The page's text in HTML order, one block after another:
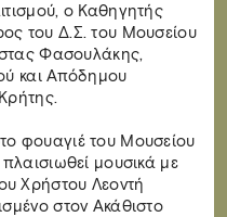
ο Καθηγητής
του Δ.Σ. του Μουσείου
Φασουλάκης,
και Απόδημου
φουαγιέ του Μουσείου
μουσικά με
Χρήστου Λεοντή
στον Ακάθιστο